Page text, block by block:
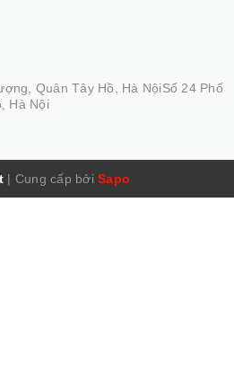
Quân Tây Hồ, Hà NộiSố 24 Phố
Hà Nội
| Cung cấp bởi Sapo